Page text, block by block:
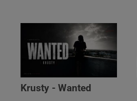
Krusty - Wanted